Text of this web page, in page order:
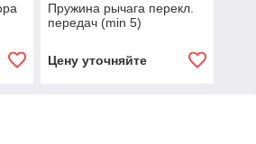
Пружина рычага перекл.
передач (min 5)
Цену уточняйте